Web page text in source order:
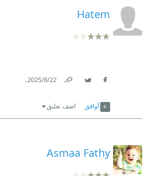
Hatem
22‏/8‏/2025
.
أوافق اضف تعليق
Asmaa Fathy